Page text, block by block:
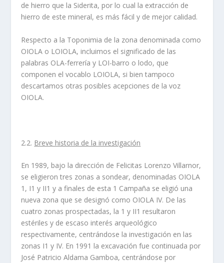
de hierro que la Siderita, por lo cual la extracción de
hierro de este mineral, es más fácil y de mejor calidad.
Respecto a la Toponimia de la zona denominada como
OIOLA o LOIOLA, incluimos el significado de las
palabras OLA-ferrería y LOI-barro o lodo, que
componen el vocablo LOIOLA, si bien tampoco
descartamos otras posibles acepciones de la voz
OIOLA.
2.2. Breve historia de la investigación
En 1989, bajo la dirección de Felicitas Lorenzo Villarnor,
se eligieron tres zonas a sondear, denominadas OIOLA
1, I1 y II1 y a finales de esta 1 Campaña se eligió una
nueva zona que se designó como OIOLA IV. De las
cuatro zonas prospectadas, la 1 y II1 resultaron
estériles y de escaso interés arqueológico
respectivamente, centrándose la investigación en las
zonas I1 y IV. En 1991 la excavación fue continuada por
José Patricio Aldama Gamboa, centrándose por